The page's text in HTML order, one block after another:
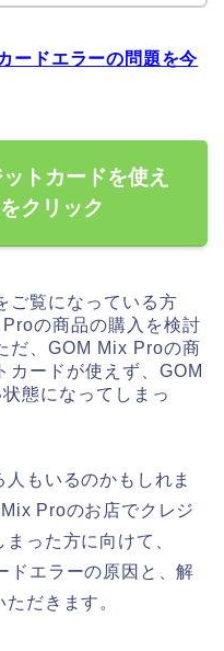
ードエラーの問題を今
トカードを使え
クリック
ご覧になっている方
の商品の購入を検討
だ、GOM Mix Proの商
カードが使えず、GOM
態になってしまっ
もいるのかもしれま
Proのお店でクレジ
った方に向けて、
ドエラーの原因と、解
だきます。